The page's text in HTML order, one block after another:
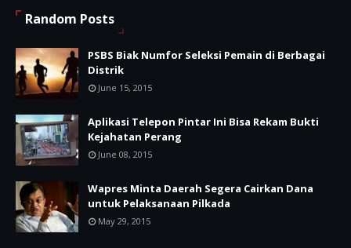
Random Posts
PSBS Biak Numfor Seleksi Pemain di Berbagai
Distrik
June 15, 2015
Aplikasi Telepon Pintar Ini Bisa Rekam Bukti
Kejahatan Perang
June 08, 2015
Wapres Minta Daerah Segera Cairkan Dana
untuk Pelaksanaan Pilkada
May 29, 2015